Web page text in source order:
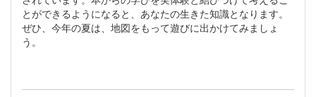
とができるようになると、あなたの生きた知識となります。
ぜひ、今年の夏は、地図をもって遊びに出かけてみましょ
う。